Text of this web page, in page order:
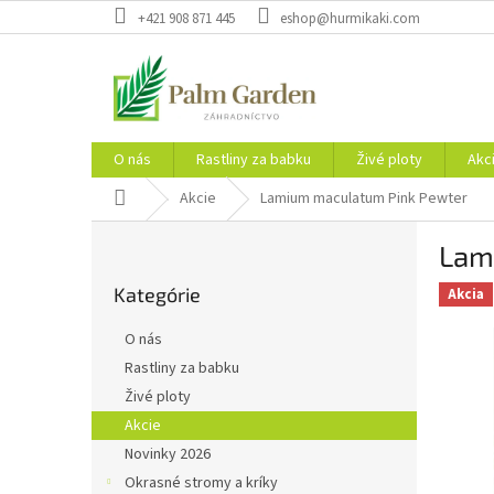
na
+421 908 871 445 eshop@hurmikaki.com
O nás Rastliny za babku Živé ploty
DomovAkcie Lamium maculatum Pink Pewter
kategórie
Kategórie
O nás
Rastliny za babku
Živé ploty
Akcie
Novinky 2026
Okrasné stromy a kríky
Akcia